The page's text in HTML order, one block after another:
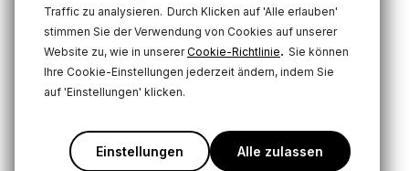
Traffic zu analysieren. Durch Klicken auf 'Alle erlauben'
stimmen Sie der Verwendung von Cookies auf unserer
Website zu, wie in unsererCookie-Richtlinie. Sie können
Ihre Cookie-Einstellungen jederzeit ändern, indem Sie
auf 'Einstellungen' klicken.
Einstellungen Alle zulassen